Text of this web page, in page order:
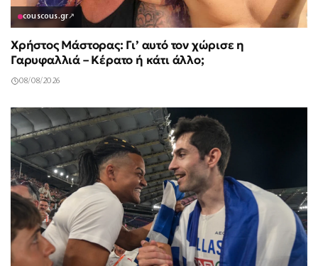
couscous.gr↗
Χρήστος Μάστορας: Γι’ αυτό τον χώρισε η
Γαρυφαλλιά – Κέρατο ή κάτι άλλο;
08/08/2026